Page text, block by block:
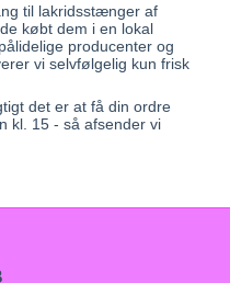
til lakridsstænger af
købt dem i en lokal
producenter og
vi selvfølgelig kun frisk
det er at få din ordre
kl. 15 - så afsender vi